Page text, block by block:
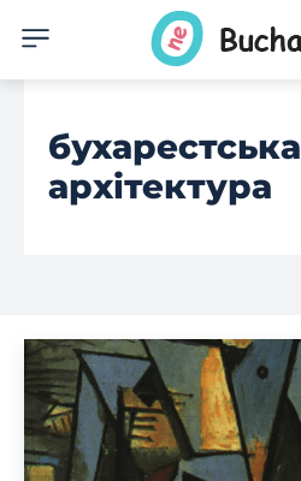
бухарестська
архітектура